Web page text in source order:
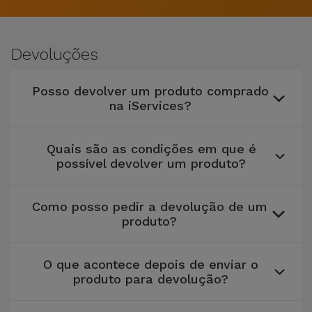
Xiaomi
Huawei
Google
Samsung
Consolas
Adaptadores
Capas e
Carregadores
e Colunas
e Braceletes
Devoluções
Posso devolver um produto comprado
na iServices?
Quais são as condições em que é
possível devolver um produto?
Como posso pedir a devolução de um
produto?
O que acontece depois de enviar o
produto para devolução?